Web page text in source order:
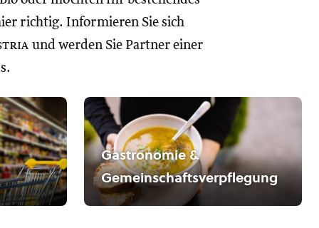
richtig. Informieren Sie sich
und werden Sie Partner einer
Gastronomie &
Gemeinschaftsverpflegung